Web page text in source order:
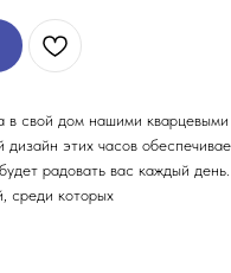
в свой дом нашими
этих часов
радовать вас каждый
среди которых